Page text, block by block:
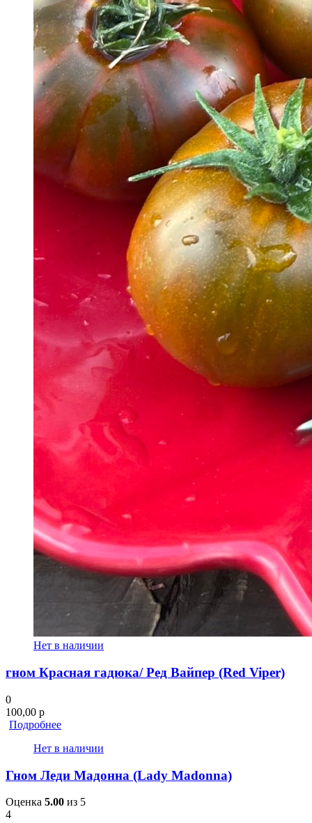
Нет в наличии
гном Красная гадюка/ Ред Вайпер (Red Viper)
0
100,00 р
Подробнее
Нет в наличии
Гном Леди Мадонна (Lady Madonna)
Оценка 5.00 из 5
4